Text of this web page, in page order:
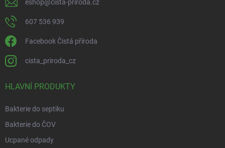
eshop@cista-priroda.cz
607 536 939
Facebook Čistá příroda
cista_priroda_cz
HLAVNÍ PRODUKTY
Bakterie do septiku
Bakterie do ČOV
Ucpané odpady